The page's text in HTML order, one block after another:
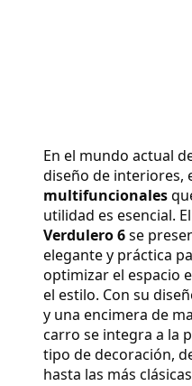
En el mundo actual
diseño de interiores,
multifuncionales
utilidad es esencial. El
Verdulero 6 se
elegante y práctica
optimizar el espacio
el estilo. Con su
y una encimera de
carro se integra a la
tipo de decoración,
hasta las más